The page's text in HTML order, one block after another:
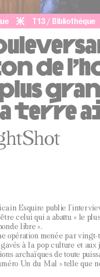
T13 / Bibliothèque
de
la terre
Esquire publie
celui qui a abattu « le
libre ».
opération menée par
à la pop culture et
archaïques de toute
Un du Mal » telle que